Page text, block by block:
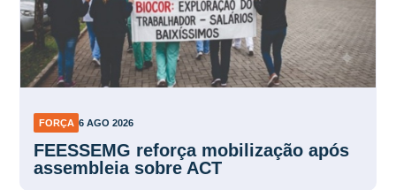
FORÇA 6 AGO 2026
FEESSEMG reforça mobilização após
assembleia sobre ACT